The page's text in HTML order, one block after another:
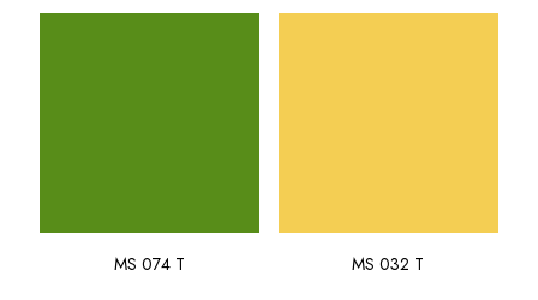
MS 074 T MS 032 T